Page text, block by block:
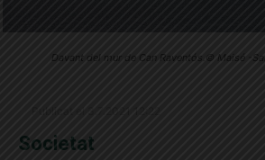
Davant del mur de Can Raventós.© Maisé -
Societat